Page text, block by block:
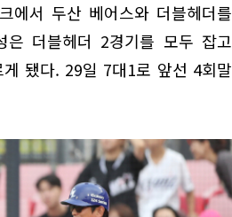
에서 두산 베어스와 더블헤더를
더블헤더 2경기를 모두 잡고
됐다. 29일 7대1로 앞선 4회말